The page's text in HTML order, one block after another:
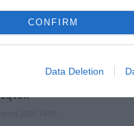
CONFIRM
Data Deletion
przecenił hit do kuchni.